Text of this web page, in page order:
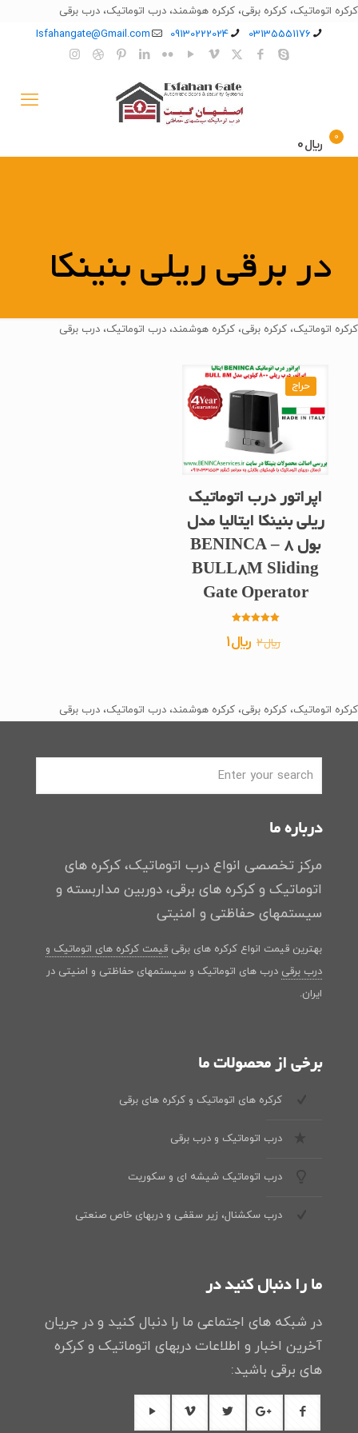
کرکره اتوماتیک، کرکره برقی، کرکره هوشمند، درب اتوماتیک، درب برقی
03135551176
09130222024
Isfahangate@Gmail.com
0 ﷼0
در برقی ریلی بنینکا
کرکره اتوماتیک، کرکره برقی، کرکره هوشمند، درب اتوماتیک، درب برقی
حراج
اپراتور درب اتوماتیک
ریلی بنینکا ایتالیا مدل
بول 8 – BENINCA
BULL8M Sliding
Gate Operator
5.00
از 5 ﷼2 قیمت
بود.
﷼1
است.
کرکره اتوماتیک، کرکره برقی، کرکره هوشمند، درب اتوماتیک، درب برقی
درباره ما
مرکز تخصصی انواع درب اتوماتیک، کرکره های
اتوماتیک و کرکره های برقی، دوربین مداربسته و
سیستمهای حفاظتی و امنیتی
بهترین قیمت انواع کرکره های برقی قیمت کرکره های اتوماتیک و
درب برقی درب های اتوماتیک و سیستمهای حفاظتی و امنیتی در
ایران.
برخی از محصولات ما
کرکره های اتوماتیک و کرکره های برقی
درب اتوماتیک و درب برقی
درب اتوماتیک شیشه ای و سکوریت
درب سکشنال، زیر سقفی و دربهای خاص صنعتی
ما را دنبال کنید در
در شبکه های اجتماعی ما را دنبال کنید و در جریان
آخرین اخبار و اطلاعات دربهای اتوماتیک و کرکره
های برقی باشید: